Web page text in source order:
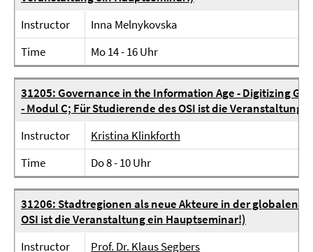
Instructor
Inna Melnykovska
Time
Mo 14 - 16 Uhr
31205: Governance in the Information Age - Digitizing
- Modul C; Für Studierende des OSI ist die Veranstaltung
Instructor
Kristina Klinkforth
Time
Do 8 - 10 Uhr
31206: Stadtregionen als neue Akteure in der globalen
OSI ist die Veranstaltung ein Hauptseminar!)
Instructor
Prof. Dr. Klaus Segbers